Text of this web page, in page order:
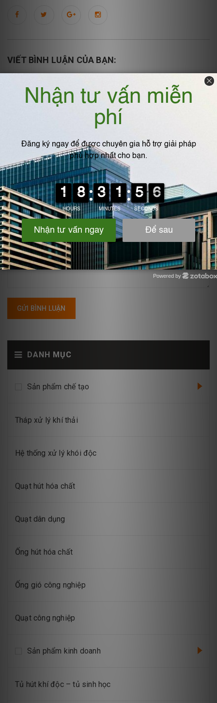
DANH MỤC
Sản phẩm chế tạo
Tháp xử lý khí thải
Hệ thống xử lý khói độc
Quạt hút hóa chất
Quạt dân dụng
Ống hút hóa chất
Ống gió công nghiệp
Quạt công nghiệp
Sản phẩm kinh doanh
Tủ hút khí độc – tủ sinh học
VIẾT BÌNH LUẬN CỦA BẠN:
Họ và tên*
Email*
Viết bình luận*
GỬI BÌNH LUẬN
Powered by